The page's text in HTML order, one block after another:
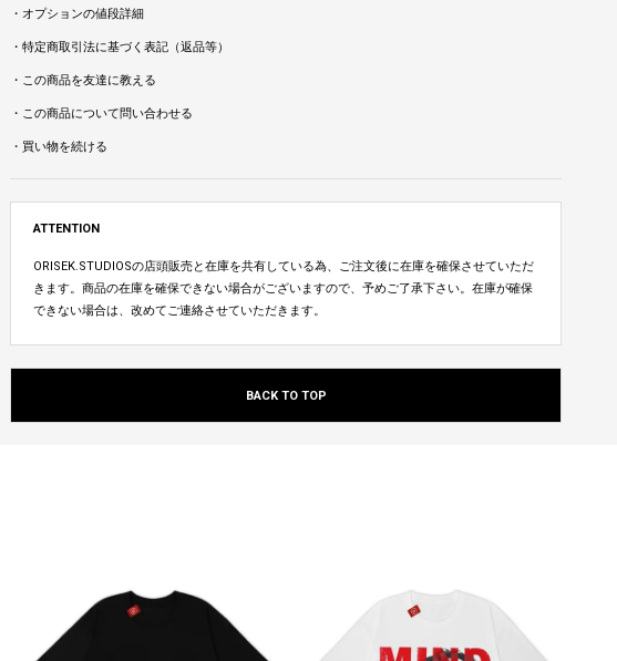
・オプションの値段詳細
・特定商取引法に基づく表記（返品等）
・この商品を友達に教える
・この商品について問い合わせる
・買い物を続ける
ATTENTION
ORISEK.STUDIOSの店頭販売と在庫を共有している為、ご注文後に在庫を確保させていただ
きます。商品の在庫を確保できない場合がございますので、予めご了承下さい。在庫が確保
できない場合は、改めてご連絡させていただきます。
BACK TO TOP